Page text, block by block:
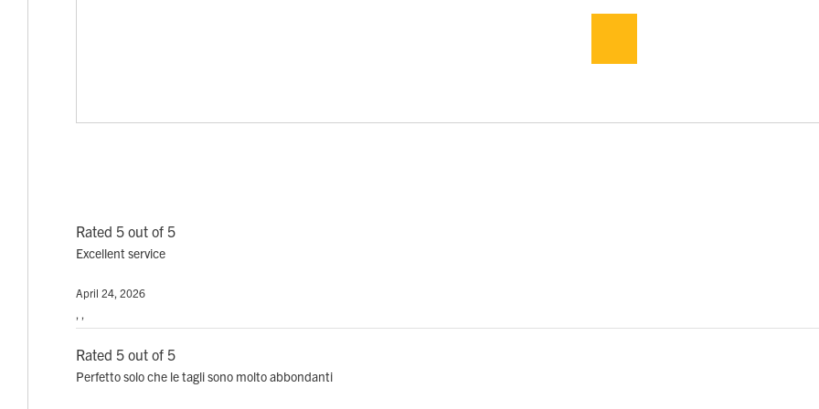
Rated 5 out of 5
Excellent service
April 24, 2026
, ,
Rated 5 out of 5
Perfetto solo che le tagli sono molto abbondanti